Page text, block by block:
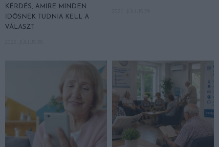
KÉRDÉS, AMIRE MINDEN
IDŐSNEK TUDNIA KELL A
VÁLASZT